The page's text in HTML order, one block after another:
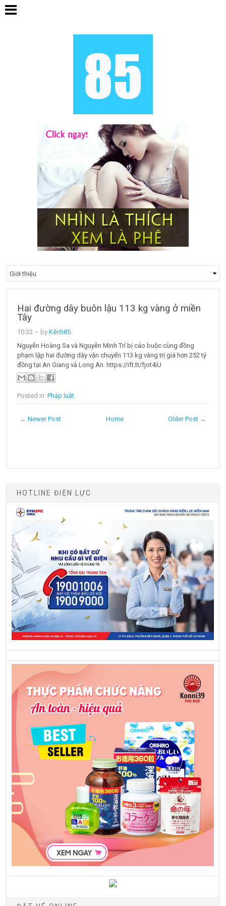
Hai đường dây buôn lậu 113 kg vàng ở miền
Tây
10:32 – byKênh85
Nguyễn Hoàng Sa và Nguyễn Minh Trí bị cáo buộc cùng đồng
phạm lập hai đường dây vận chuyển 113 kg vàng trị giá hơn 252 tỷ
đồng tại An Giang và Long An. https://ift.tt/fjot4iU
Posted in:Pháp luật
← Newer Post Older Post →
Home
HOTLINE ĐIỆN LỰC